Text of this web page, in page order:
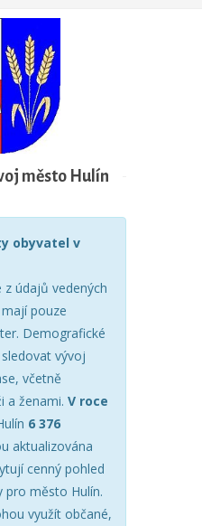
město Hulín
obyvatel v
údajů vedených
pouze
Demografické
vývoj
včetně
a ženami. V roce
6 376
aktualizována
cenný pohled
pro město Hulín.
využít občané,